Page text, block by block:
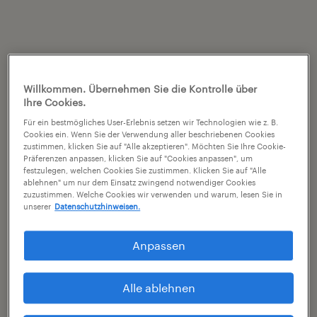
Willkommen. Übernehmen Sie die Kontrolle über
Ihre Cookies.
Für ein bestmögliches User-Erlebnis setzen wir Technologien wie z. B.
Cookies ein. Wenn Sie der Verwendung aller beschriebenen Cookies
zustimmen, klicken Sie auf "Alle akzeptieren". Möchten Sie Ihre Cookie-
Präferenzen anpassen, klicken Sie auf "Cookies anpassen", um
festzulegen, welchen Cookies Sie zustimmen. Klicken Sie auf "Alle
ablehnen" um nur dem Einsatz zwingend notwendiger Cookies
zuzustimmen. Welche Cookies wir verwenden und warum, lesen Sie in
unserer Datenschutzhinweisen.
Anpassen
Alle ablehnen